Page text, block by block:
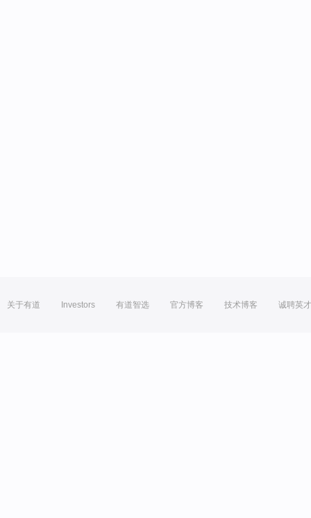
关于有道 Investors 有道智选 官方博客 技术博客 诚聘英才